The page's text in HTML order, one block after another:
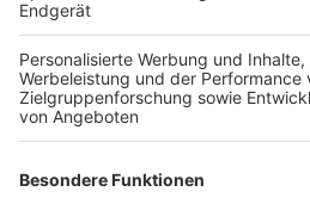
für Brückenpfeiler der neuen
Auch auf der Leverkuserner
Bauarbeiten langsam wieder an.
sollen die ersten neuen
beiden Rheinseiten nach und
zwischen Wiesdorf und Hitdorf